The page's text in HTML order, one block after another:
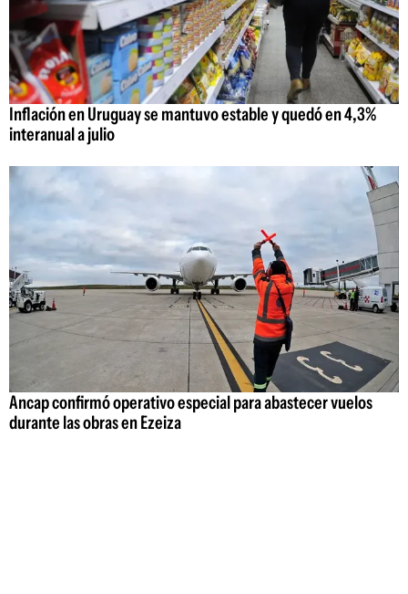
Inflación en Uruguay se mantuvo estable y quedó en 4,3%
interanual a julio
Ancap confirmó operativo especial para abastecer vuelos
durante las obras en Ezeiza